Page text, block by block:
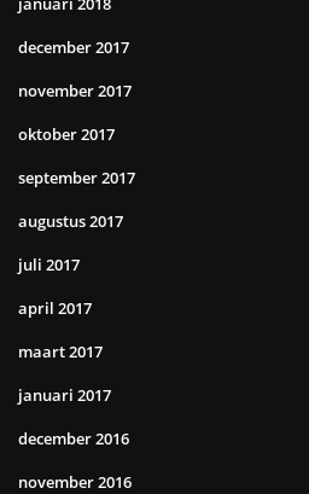
december 2017
november 2017
oktober 2017
september 2017
augustus 2017
juli 2017
april 2017
maart 2017
januari 2017
december 2016
november 2016